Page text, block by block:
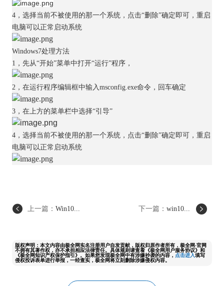
4，选择当前不被使用的那一个系统，点击“删除”确定即可，重启
电脑可以正常启动系统
Windows7处理方法
1，先从“开始”菜单中打开“运行”程序，
2，在运行程序编辑框中输入msconfig.exe命令，回车确定
3，在上方的菜单栏中选择“引导”
4，选择当前不被使用的那一个系统，点击“删除”确定即可，重启
电脑可以正常启动系统
上一篇： Win10... 下一篇：win10...
版权声明：本文内容由极全网实名注册用户自发贡献，版权归原作者所有，极全网-官网
不拥有其著作权，亦不承担相应法律责任。具体规则请查看《极全网用户服务协议》和
《极全网知识产权保护指引》。如果您发现极全网中有涉嫌抄袭的内容， 点击进入填写
侵权投诉表单进行举报，一经查实，极全网将立刻删除涉嫌侵权内容。